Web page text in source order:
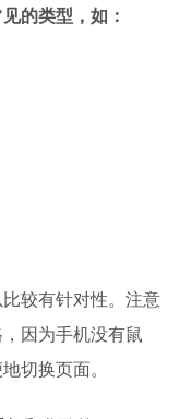
的类型，如：
较有针对性。注意
因为手机没有鼠
切换页面。